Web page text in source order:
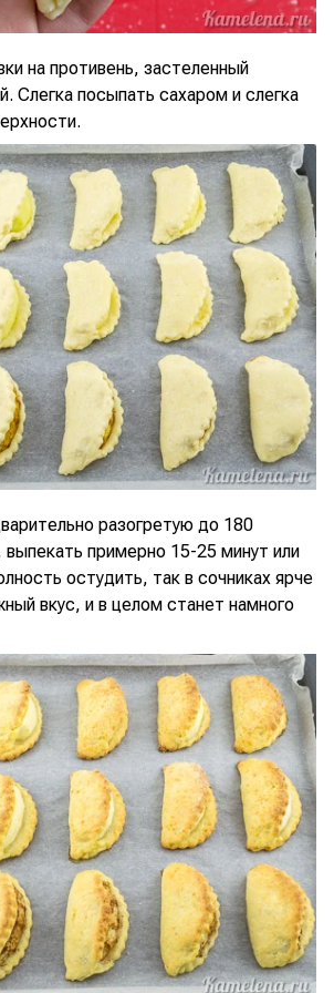
на противень, застеленный
Слегка посыпать сахаром и слегка
разогретую до 180
выпекать примерно 15-25 минут или
остудить, так в сочниках ярче
вкус, и в целом станет намного